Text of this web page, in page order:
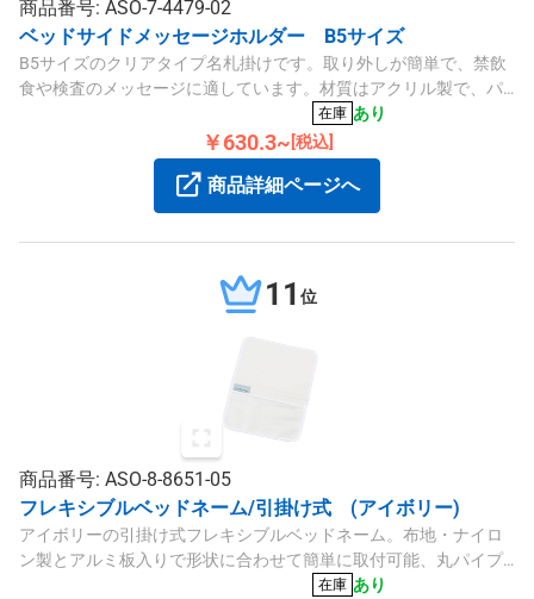
商品番号: ASO-7-4479-02
ベッドサイドメッセージホルダー B5サイズ
B5サイズのクリアタイプ名札掛けです。取り外しが簡単で、禁飲
食や検査のメッセージに適しています。材質はアクリル製で、パ
在庫 あり
￥630.3~ [税込]
商品詳細ページへ
11 位
商品番号: ASO-8-8651-05
フレキシブルベッドネーム/引掛け式 (アイボリー)
アイボリーの引掛け式フレキシブルベッドネーム。布地・ナイロ
ン製とアルミ板入りで形状に合わせて簡単に取付可能、丸パイプ
在庫 あり